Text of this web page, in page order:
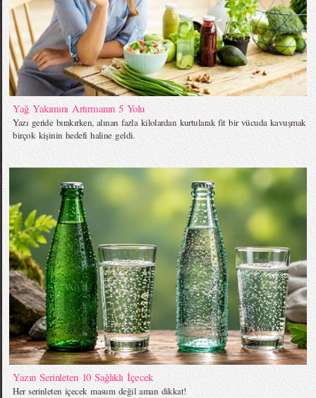
Yağ Yakımını Artırmanın 5 Yolu
Yazı geride bırakırken, alınan fazla kilolardan kurtularak fit bir vücuda kavuşmak
birçok kişinin hedefi haline geldi.
Yazın Serinleten 10 Sağlıklı İçecek
Her serinleten içecek masum değil aman dikkat!